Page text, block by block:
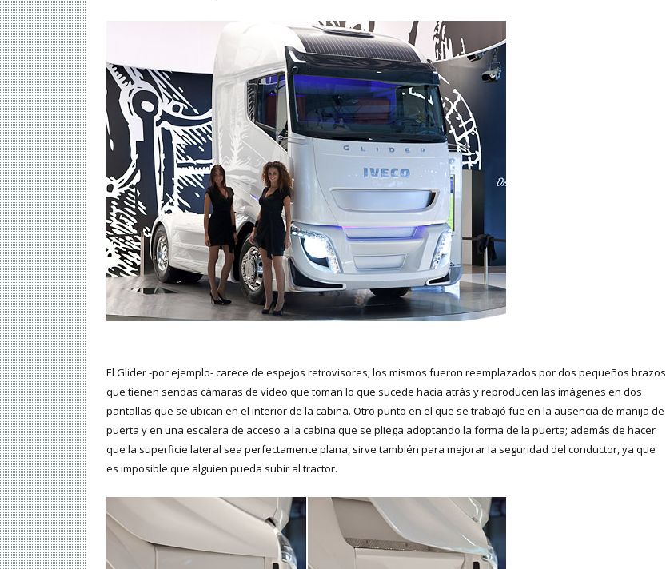
El Glider -por ejemplo- carece de espejos retrovisores; los mismos fueron reemplazados por dos pequeños brazos
que tienen sendas cámaras de video que toman lo que sucede hacia atrás y reproducen las imágenes en dos
pantallas que se ubican en el interior de la cabina. Otro punto en el que se trabajó fue en la ausencia de manija de
puerta y en una escalera de acceso a la cabina que se pliega adoptando la forma de la puerta; además de hacer
que la superficie lateral sea perfectamente plana, sirve también para mejorar la seguridad del conductor, ya que
es imposible que alguien pueda subir al tractor.